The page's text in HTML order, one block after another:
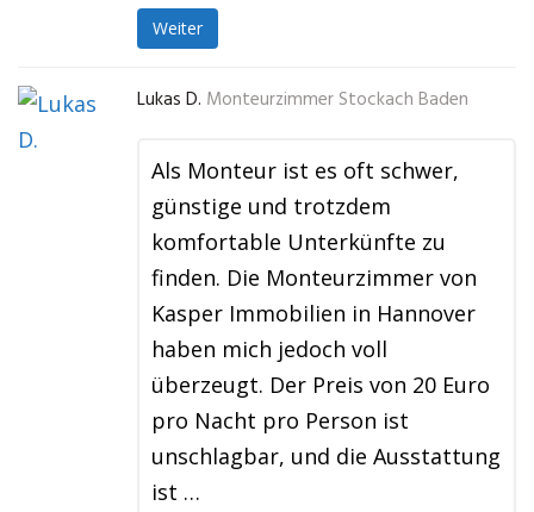
Weiter
Lukas D. Monteurzimmer Stockach Baden
Als Monteur ist es oft schwer,
günstige und trotzdem
komfortable Unterkünfte zu
finden. Die Monteurzimmer von
Kasper Immobilien in Hannover
haben mich jedoch voll
überzeugt. Der Preis von 20 Euro
pro Nacht pro Person ist
unschlagbar, und die Ausstattung
ist …